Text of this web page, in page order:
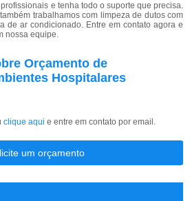
e tenha todo o suporte que precisa.
trabalhamos com limpeza de dutos com
de ar condicionado. Entre em contato agora e
nossa equipe.
Orçamento de
Hospitalares
clique aqui e entre em contato por email.
um orçamento